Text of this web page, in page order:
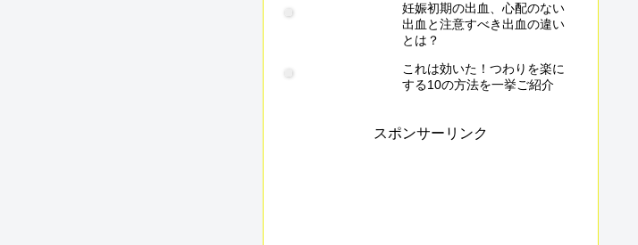
妊娠初期の出血、心配のない
出血と注意すべき出血の違い
とは？
これは効いた！つわりを楽に
する10の方法を一挙ご紹介
スポンサーリンク